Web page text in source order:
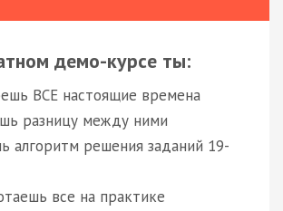
демо-курсе ты:
ВСЕ настоящие времена
разницу между ними
алгоритм решения заданий 19-
все на практике